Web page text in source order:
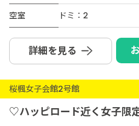
空室
ドミ：2
詳細を見る
桜楓女子会館2号館
♡ハッピロード近く女子限